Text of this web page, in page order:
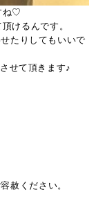
ね♡
けるんです。
たりしてもいいで
せて頂きます♪
赦ください。